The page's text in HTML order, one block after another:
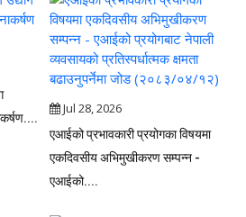
Jul 28, 2026
एआईको प्रभावकारी प्रयोगका विषयमा
एकदिवसीय अभिमुखीकरण सम्पन्न -
एआईको....